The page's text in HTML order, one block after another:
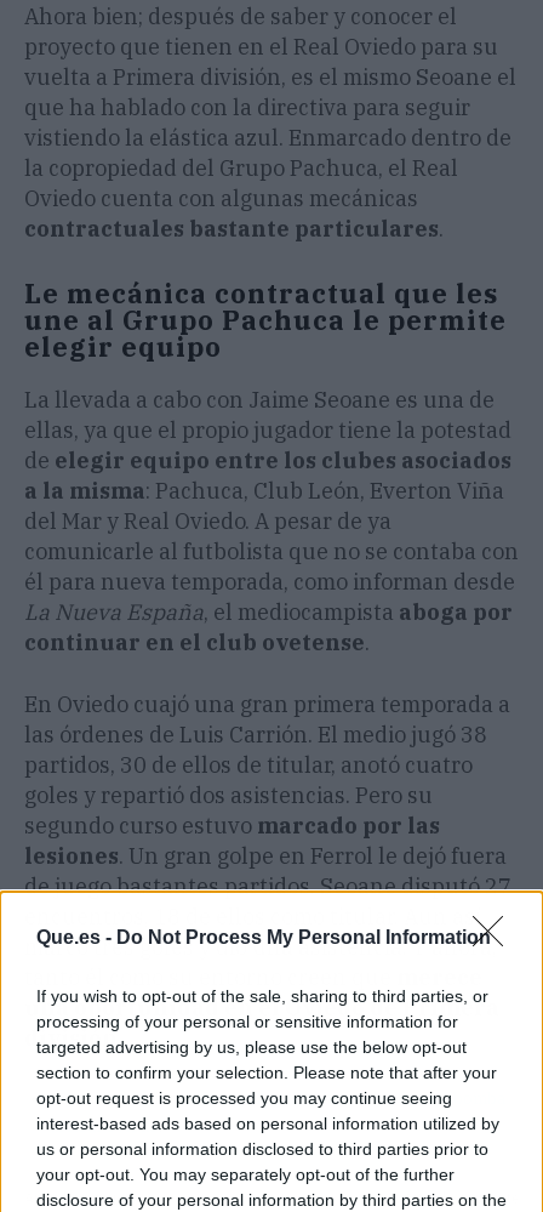
Que.es - Do Not Process My Personal Information
If you wish to opt-out of the sale, sharing to third parties, or
processing of your personal or sensitive information for
targeted advertising by us, please use the below opt-out
section to confirm your selection. Please note that after your
opt-out request is processed you may continue seeing
interest-based ads based on personal information utilized by
us or personal information disclosed to third parties prior to
your opt-out. You may separately opt-out of the further
disclosure of your personal information by third parties on the
Ahora bien; después de saber y conocer el
proyecto que tienen en el Real Oviedo para su
vuelta a Primera división, es el mismo Seoane el
que ha hablado con la directiva para seguir
vistiendo la elástica azul. Enmarcado dentro de
la copropiedad del Grupo Pachuca, el Real
Oviedo cuenta con algunas mecánicas
contractuales bastante particulares.
Le mecánica contractual que les
une al Grupo Pachuca le permite
elegir equipo
La llevada a cabo con Jaime Seoane es una de
ellas, ya que el propio jugador tiene la potestad
de elegir equipo entre los clubes asociados
a la misma: Pachuca, Club León, Everton Viña
del Mar y Real Oviedo. A pesar de ya
comunicarle al futbolista que no se contaba con
él para nueva temporada, como informan desde
La Nueva España, el mediocampista aboga por
continuar en el club ovetense.
En Oviedo cuajó una gran primera temporada a
las órdenes de Luis Carrión. El medio jugó 38
partidos, 30 de ellos de titular, anotó cuatro
goles y repartió dos asistencias. Pero su
segundo curso estuvo marcado por las
lesiones. Un gran golpe en Ferrol le dejó fuera
de juego bastantes partidos. Seoane disputó 27
encuentros, 18 de ellos como titular. Aun así
marcó tres goles y dio una asistencia. Y ahora,
una oportunidad en el Oviedo de Primera
división.
Más información:Salomón Rondón atrae otro fichaje bomba
al Real Oviedo.
Artículo anterior Artículo siguiente